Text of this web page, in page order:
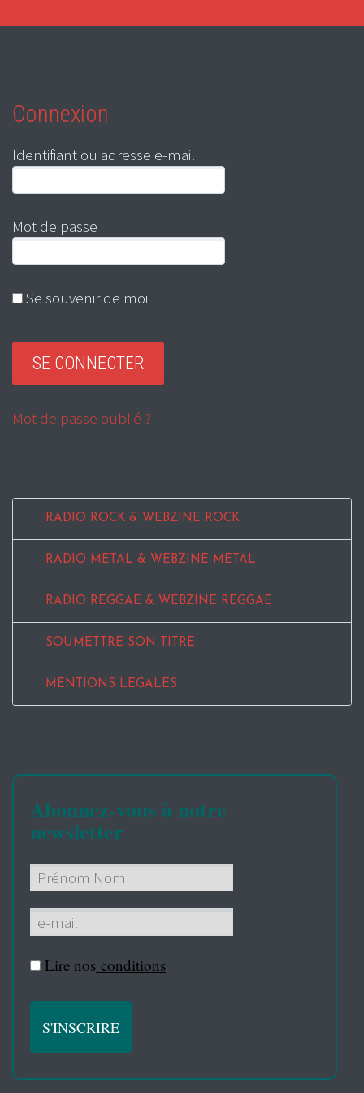
Connexion
Identifiant ou adresse e-mail
Mot de passe
Se souvenir de moi
Mot de passe oublié ?
RADIO ROCK & WEBZINE ROCK
RADIO METAL & WEBZINE METAL
RADIO REGGAE & WEBZINE REGGAE
SOUMETTRE SON TITRE
MENTIONS LEGALES
Abonnez-vous à notre
newsletter
Lire nos conditions